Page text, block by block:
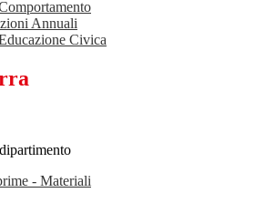
Annuali
Civica
- Materiali